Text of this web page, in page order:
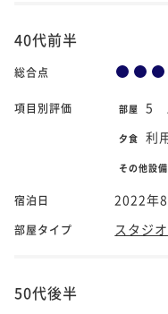
40代前半
総合点
項目別評価 部屋 5
夕食 利
その他設備
宿泊日 2022年
部屋タイプ スタジ
50代後半